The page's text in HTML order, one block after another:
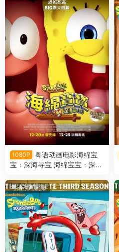
1080P
粤语动画电影海绵宝
宝：深海寻宝 海绵宝宝：深海
粤语动画剧集